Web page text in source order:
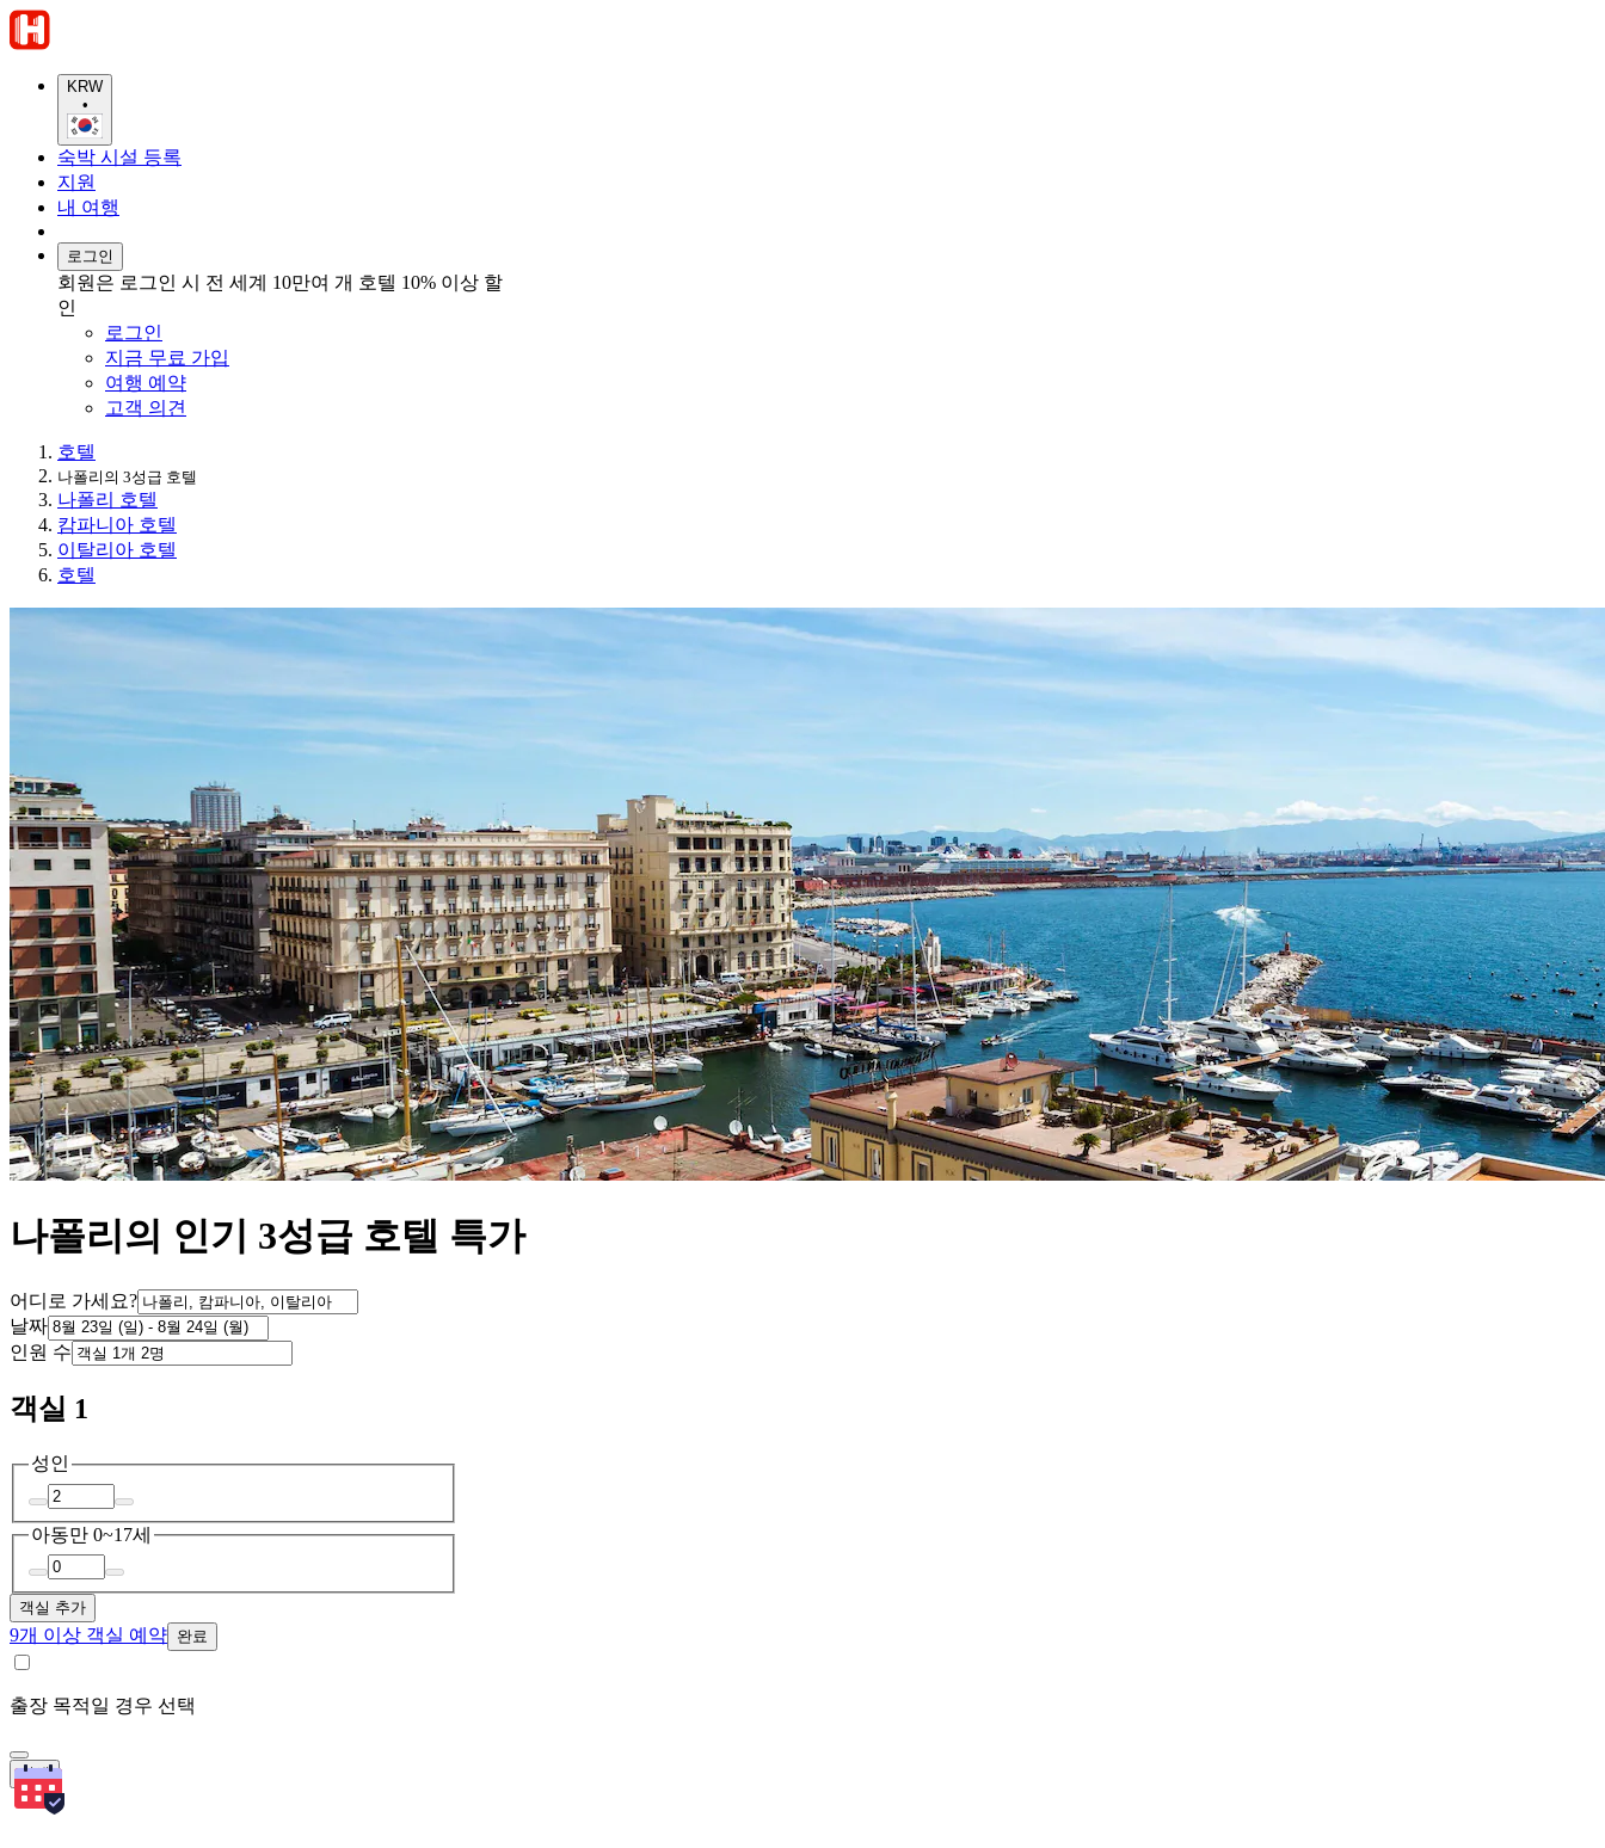
KRW
•
숙박 시설 등록
지원
내 여행
로그인
회원은 로그인 시 전 세계 10만여 개 호텔 10% 이상 할
인
로그인
지금 무료 가입
여행 예약
고객 의견
호텔
나폴리의 3성급 호텔
나폴리 호텔
캄파니아 호텔
이탈리아 호텔
호텔
나폴리의 인기 3성급 호텔 특가
어디로 가세요?
날짜
인원 수
객실 1
성인
아동만 0~17세
객실 추가
9개 이상 객실 예약 완료
출장 목적일 경우 선택
검색